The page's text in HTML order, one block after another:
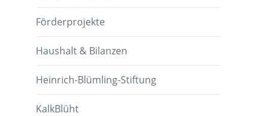
Förderprojekte
Haushalt & Bilanzen
Heinrich-Blümling-Stiftung
KalkBlüht